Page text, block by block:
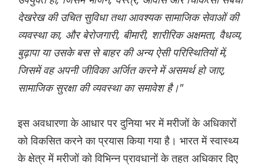
देखरेख की उचित सुविधा तथा आवश्यक सामाजिक सेवाओं की
व्यवस्था का, और बेरोजगारी, बीमारी, शारीरिक अक्षमता, वैधव्य,
बुढ़ापा या उसके बस से बाहर की अन्य ऐसी परिस्थितियों में,
जिसमें वह अपनी जीविका अर्जित करने में असमर्थ हो जाए,
सामाजिक सुरक्षा की व्यवस्था का समावेश है।"
इस अवधारणा के आधार पर दुनिया भर में मरीजों के अधिकारों
को विकसित करने का प्रयास किया गया है। भारत में स्वास्थ्य
के क्षेत्र में मरीजों को विभिन्न प्रावधानों के तहत अधिकार दिए